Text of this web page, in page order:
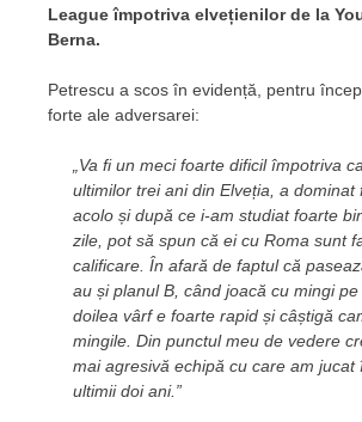
League împotriva elvețienilor de la
Berna.
Petrescu a scos în evidență, pentru
forte ale adversarei:
„Va fi un meci foarte dificil împotriva
ultimilor trei ani din Elveția, a dominat
acolo și după ce i-am studiat foarte
zile, pot să spun că ei cu Roma sunt
calificare. În afară de faptul că
au și planul B, când joacă cu mingi
doilea vârf e foarte rapid și câștigă
mingile. Din punctul meu de vedere
mai agresivă echipă cu care am jucat
ultimii doi ani.”